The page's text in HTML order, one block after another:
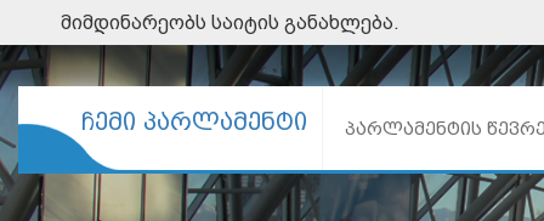
მიმდინარეობს საიტის განახლება.
ᲩᲔᲛᲘ ᲞᲐᲠᲚᲐᲛᲔᲜᲢᲘ ᲞᲐᲠᲚᲐᲛᲔᲜᲢᲘᲡ